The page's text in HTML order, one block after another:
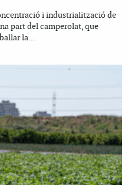
i industrialització de
part del camperolat, que
la...